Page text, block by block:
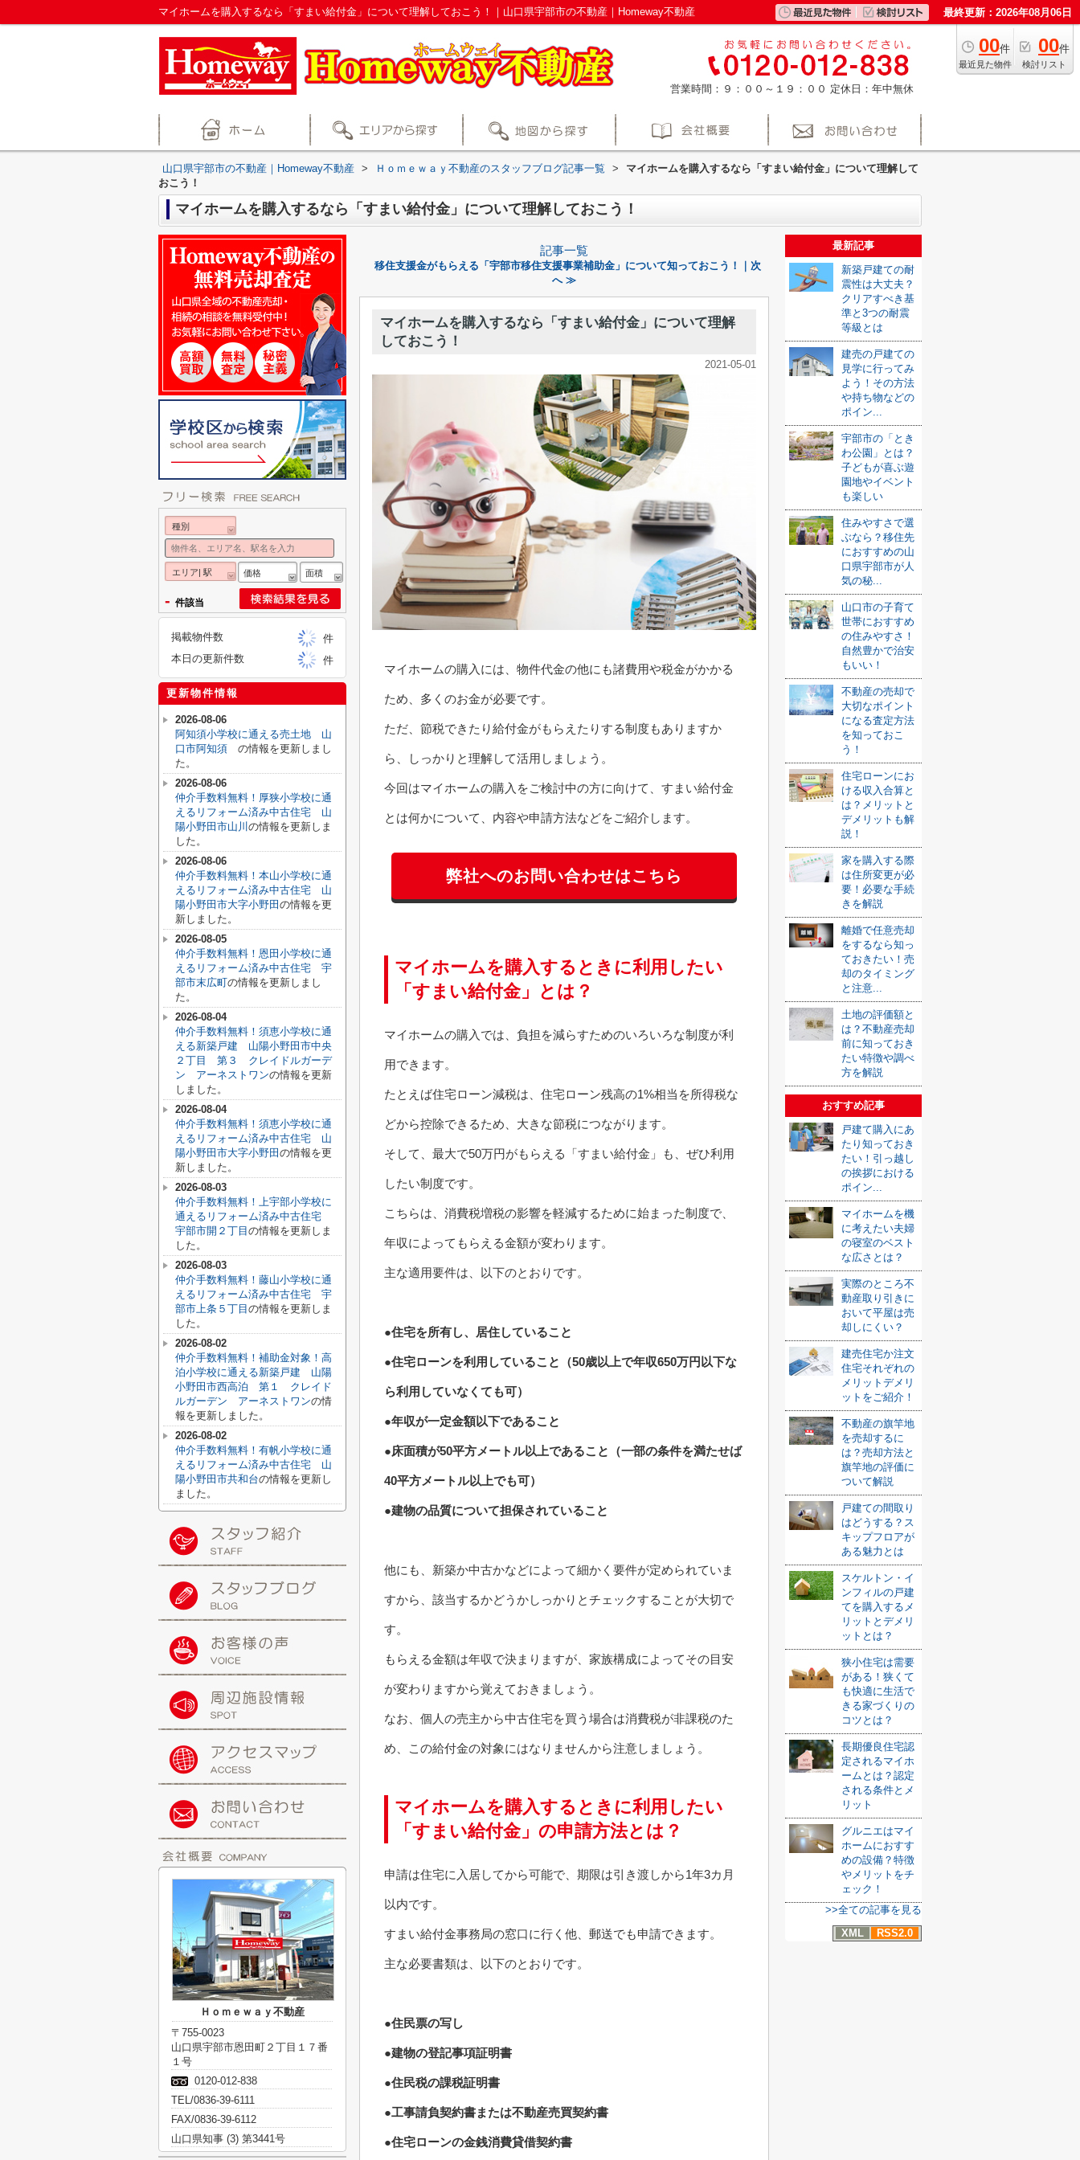
マイホームを購入するなら「すまい給付金」について理解しておこう！｜山口県宇部市の不動産｜Homeway不動産 最終更新：2026年08月06日
00件
最近見た物件
00件
検討リスト
営業時間：９：００～１９：００ 定休日：年中無休
山口県宇部市の不動産｜Homeway不動産 > Ｈｏｍｅｗａｙ不動産のスタッフブログ記事一覧 >
マイホームを購入するなら「すまい給付金」について理解して
おこう！
マイホームを購入するなら「すまい給付金」について理解しておこう！
記事一覧
移住支援金がもらえる「宇部市移住支援事業補助金」について知っておこう！｜次
へ ≫
マイホームを購入するなら「すまい給付金」について理解
しておこう！
2021-05-01
マイホームの購入には、物件代金の他にも諸費用や税金がかかる
ため、多くのお金が必要です。
ただ、節税できたり給付金がもらえたりする制度もありますか
ら、しっかりと理解して活用しましょう。
今回はマイホームの購入をご検討中の方に向けて、すまい給付金
とは何かについて、内容や申請方法などをご紹介します。
弊社へのお問い合わせはこちら
マイホームを購入するときに利用したい
「すまい給付金」とは？
マイホームの購入では、負担を減らすためのいろいろな制度が利
用できます。
たとえば住宅ローン減税は、住宅ローン残高の1%相当を所得税な
どから控除できるため、大きな節税につながります。
そして、最大で50万円がもらえる「すまい給付金」も、ぜひ利用
したい制度です。
こちらは、消費税増税の影響を軽減するために始まった制度で、
年収によってもらえる金額が変わります。
主な適用要件は、以下のとおりです。
●住宅を所有し、居住していること
●住宅ローンを利用していること（50歳以上で年収650万円以下な
ら利用していなくても可）
●年収が一定金額以下であること
●床面積が50平方メートル以上であること（一部の条件を満たせば
40平方メートル以上でも可）
●建物の品質について担保されていること
他にも、新築か中古かなどによって細かく要件が定められていま
すから、該当するかどうかしっかりとチェックすることが大切で
す。
もらえる金額は年収で決まりますが、家族構成によってその目安
が変わりますから覚えておきましょう。
なお、個人の売主から中古住宅を買う場合は消費税が非課税のた
め、この給付金の対象にはなりませんから注意しましょう。
マイホームを購入するときに利用したい
「すまい給付金」の申請方法とは？
申請は住宅に入居してから可能で、期限は引き渡しから1年3カ月
以内です。
すまい給付金事務局の窓口に行く他、郵送でも申請できます。
主な必要書類は、以下のとおりです。
●住民票の写し
●建物の登記事項証明書
●住民税の課税証明書
●工事請負契約書または不動産売買契約書
●住宅ローンの金銭消費貸借契約書
最新記事
新築戸建ての耐
震性は大丈夫？
クリアすべき基
準と3つの耐震
等級とは
建売の戸建ての
見学に行ってみ
よう！その方法
や持ち物などの
ポイン...
宇部市の「とき
わ公園」とは？
子どもが喜ぶ遊
園地やイベント
も楽しい
住みやすさで選
ぶなら？移住先
におすすめの山
口県宇部市が人
気の秘...
山口市の子育て
世帯におすすめ
の住みやすさ！
自然豊かで治安
もいい！
不動産の売却で
大切なポイント
になる査定方法
を知っておこ
う！
住宅ローンにお
ける収入合算と
は？メリットと
デメリットも解
説！
家を購入する際
は住所変更が必
要！必要な手続
きを解説
離婚で任意売却
をするなら知っ
ておきたい！売
却のタイミング
と注意...
土地の評価額と
は？不動産売却
前に知っておき
たい特徴や調べ
方を解説
おすすめ記事
戸建て購入にあ
たり知っておき
たい！引っ越し
の挨拶における
ポイン...
マイホームを機
に考えたい夫婦
の寝室のベスト
な広さとは？
実際のところ不
動産取り引きに
おいて平屋は売
却しにくい？
建売住宅か注文
住宅それぞれの
メリットデメリ
ットをご紹介！
不動産の旗竿地
を売却するに
は？売却方法と
旗竿地の評価に
ついて解説
戸建ての間取り
はどうする？ス
キップフロアが
ある魅力とは
スケルトン・イ
ンフィルの戸建
てを購入するメ
リットとデメリ
ットとは？
狭小住宅は需要
がある！狭くて
も快適に生活で
きる家づくりの
コツとは？
長期優良住宅認
定されるマイホ
ームとは？認定
される条件とメ
リット
グルニエはマイ
ホームにおすす
めの設備？特徴
やメリットをチ
ェック！
>>全ての記事を見る
XML
RSS2.0
種別
エリア| 駅 価格 面積
- 件該当
掲載物件数
件
本日の更新件数
件
更新物件情報
2026-08-06
阿知須小学校に通える売土地 山
口市阿知須 の情報を更新しまし
た。
2026-08-06
仲介手数料無料！厚狭小学校に通
えるリフォーム済み中古住宅 山
陽小野田市山川 の情報を更新しま
した。
2026-08-06
仲介手数料無料！本山小学校に通
えるリフォーム済み中古住宅 山
陽小野田市大字小野田 の情報を更
新しました。
2026-08-05
仲介手数料無料！恩田小学校に通
えるリフォーム済み中古住宅 宇
部市末広町の情報を更新しまし
た。
2026-08-04
仲介手数料無料！須恵小学校に通
える新築戸建 山陽小野田市中央
２丁目 第３ クレイドルガーデ
ン アーネストワンの情報を更新
しました。
2026-08-04
仲介手数料無料！須恵小学校に通
えるリフォーム済み中古住宅 山
陽小野田市大字小野田 の情報を更
新しました。
2026-08-03
仲介手数料無料！上宇部小学校に
通えるリフォーム済み中古住宅
宇部市開２丁目 の情報を更新しま
した。
2026-08-03
仲介手数料無料！藤山小学校に通
えるリフォーム済み中古住宅 宇
部市上条５丁目 の情報を更新しま
した。
2026-08-02
仲介手数料無料！補助金対象！高
泊小学校に通える新築戸建 山陽
小野田市西高泊 第１ クレイド
ルガーデン アーネストワンの情
報を更新しました。
2026-08-02
仲介手数料無料！有帆小学校に通
えるリフォーム済み中古住宅 山
陽小野田市共和台の情報を更新し
ました。
Ｈｏｍｅｗａｙ不動産
〒755-0023
山口県宇部市恩田町２丁目１７番
１号
0120-012-838
TEL/0836-39-6111
FAX/0836-39-6112
山口県知事 (3) 第3441号